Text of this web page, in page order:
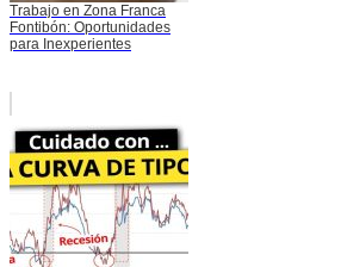
Trabajo en Zona Franca
Fontibón: Oportunidades
para Inexperientes